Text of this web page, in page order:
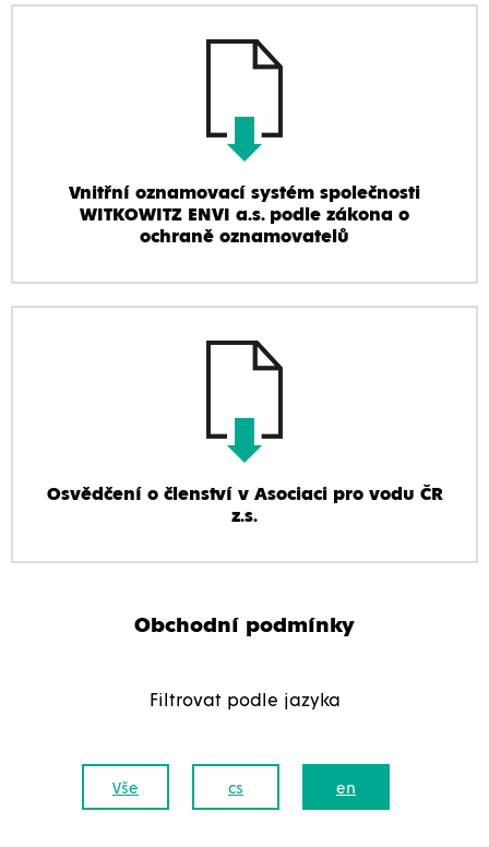
Vnitřní oznamovací systém společnosti
WITKOWITZ ENVI a.s. podle zákona o
ochraně oznamovatelů
Osvědčení o členství v Asociaci pro vodu ČR
z.s.
Obchodní podmínky
Filtrovat podle jazyka
Vše cs en